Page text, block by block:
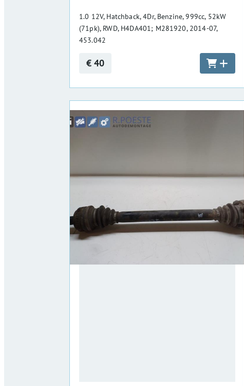
1.0 12V, Hatchback, 4Dr, Benzine, 999cc, 52kW
(71pk), RWD, H4DA401; M281920, 2014-07,
453.042
€ 40